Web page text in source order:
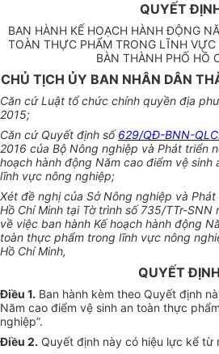
QUYẾT
BAN HÀNH KẾ HOẠCH HÀNH ĐỘNG
TOÀN THỰC PHẨM TRONG LĨNH
BÀN THÀNH PHỐ HỒ
CHỦ TỊCH ỦY BAN NHÂN DÂN
Căn cứ Luật tổ chức chính quyền địa
2015;
Căn cứ Quyết định số629/QĐ-BNN-
2016 của Bộ Nông nghiệp và Phát triển
hoạch hành động Năm cao điểm vệ
lĩnh vực nông nghiệp;
Xét đề nghị của Sở Nông nghiệp và
Hồ Chí Minh tại Tờ trình số 735/TTr-
về việc ban hành Kế hoạch hành động
toàn thực phẩm trong lĩnh vực nông
Hồ Chí Minh,
QUYẾT
Điều 1. Ban hành kèm theo Quyết định
Năm cao điểm vệ sinh an toàn thực
nghiệp”.
Điều 2. Quyết định này có hiệu lực kể từ